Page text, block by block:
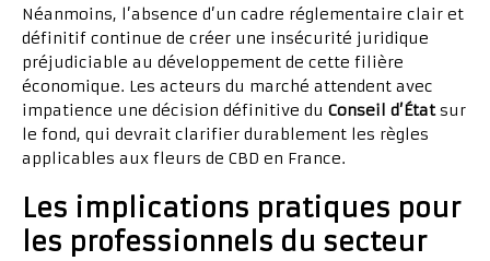
Néanmoins, l’absence d’un cadre réglementaire clair et
définitif continue de créer une insécurité juridique
préjudiciable au développement de cette filière
économique. Les acteurs du marché attendent avec
impatience une décision définitive du Conseil d’Étatsur
le fond, qui devrait clarifier durablement les règles
applicables aux fleurs de CBD en France.
Les implications pratiques pour
les professionnels du secteur